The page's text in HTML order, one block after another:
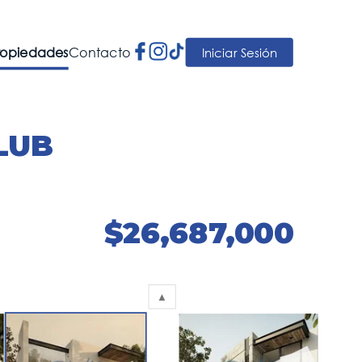
Contacto Iniciar Sesión
$26,687,000
▲